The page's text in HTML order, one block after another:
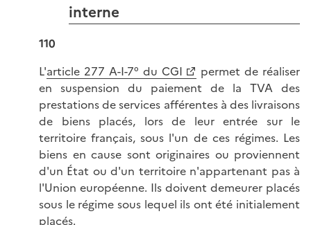
interne
110
L'article 277 A-I-7° du CGI
permet de réaliser
en suspension du paiement de la TVA des
prestations de services afférentes à des livraisons
de biens placés, lors de leur entrée sur le
territoire français, sous l'un de ces régimes. Les
biens en cause sont originaires ou proviennent
d'un État ou d'un territoire n'appartenant pas à
l'Union européenne. Ils doivent demeurer placés
sous le régime sous lequel ils ont été initialement
placés.